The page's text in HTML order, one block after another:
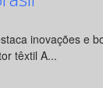
inovações e
têxtil A...